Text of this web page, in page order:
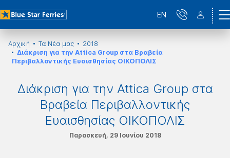
EN
Αρχική Τα Νέα μας
2018
Διάκριση για την Attica Group στα Βραβεία
Περιβαλλοντικής Ευαισθησίας ΟΙΚΟΠΟΛΙΣ
Διάκριση για την Attica Group στα
Βραβεία Περιβαλλοντικής
Ευαισθησίας ΟΙΚΟΠΟΛΙΣ
Παρασκευή, 29 Ιουνίου 2018